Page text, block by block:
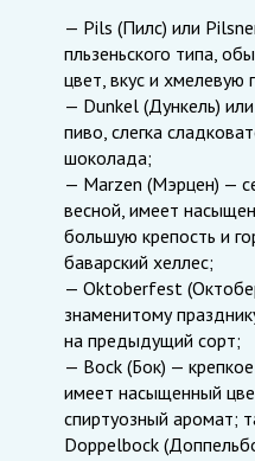
— Pils (Пилс) или
пльзеньского типа,
цвет, вкус и хмелевую
— Dunkel (Дункель)
пиво, слегка
шоколада;
— Marzen (Мэрцен) —
весной, имеет
большую крепость и
баварский хеллес;
— Oktoberfest
знаменитому
на предыдущий сорт;
— Bock (Бок) —
имеет насыщенный
спиртуозный аромат;
Doppelbock